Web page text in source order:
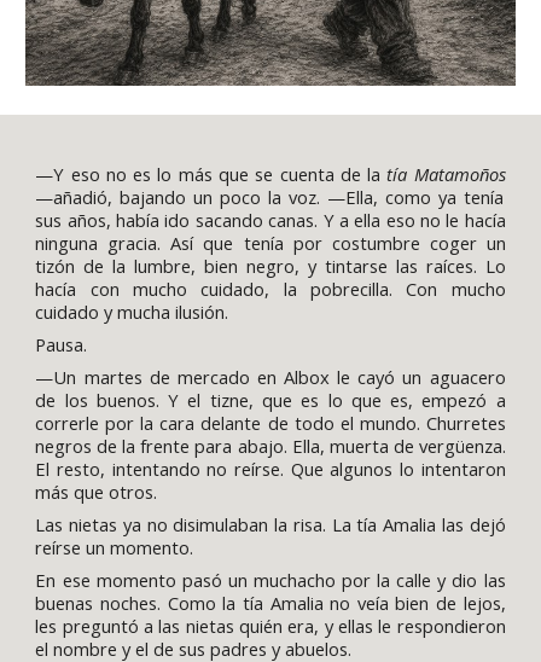
—Y eso no es lo más que se cuenta de la tía Matamoños
—añadió, bajando un poco la voz. —Ella, como ya tenía
sus años, había ido sacando canas. Y a ella eso no le hacía
ninguna gracia. Así que tenía por costumbre coger un
tizón de la lumbre, bien negro, y tintarse las raíces. Lo
hacía con mucho cuidado, la pobrecilla. Con mucho
cuidado y mucha ilusión.
Pausa.
—Un martes de mercado en Albox le cayó un aguacero
de los buenos. Y el tizne, que es lo que es, empezó a
correrle por la cara delante de todo el mundo. Churretes
negros de la frente para abajo. Ella, muerta de vergüenza.
El resto, intentando no reírse. Que algunos lo intentaron
más que otros.
Las nietas ya no disimulaban la risa. La tía Amalia las dejó
reírse un momento.
En ese momento pasó un muchacho por la calle y dio las
buenas noches. Como la tía Amalia no veía bien de lejos,
les preguntó a las nietas quién era, y ellas le respondieron
el nombre y el de sus padres y abuelos.